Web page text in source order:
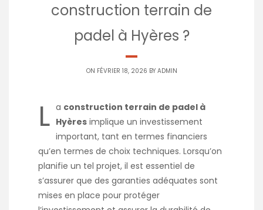
construction terrain de
padel à Hyères ?
ON FÉVRIER 18, 2026 BY ADMIN
L a construction terrain de padel à
Hyères implique un investissement
important, tant en termes financiers
qu’en termes de choix techniques. Lorsqu’on
planifie un tel projet, il est essentiel de
s’assurer que des garanties adéquates sont
mises en place pour protéger